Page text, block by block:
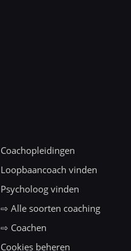
Coachopleidingen
Loopbaancoach vinden
Psycholoog vinden
⇨ Alle soorten coaching
⇨ Coachen
Cookies beheren